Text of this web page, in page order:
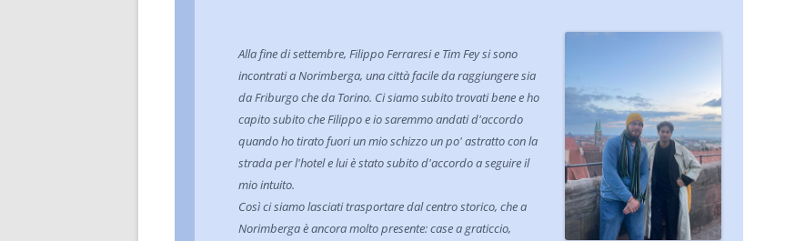
Alla fine di settembre, Filippo Ferraresi e Tim Fey si sono
incontrati a Norimberga, una città facile da raggiungere sia
da Friburgo che da Torino. Ci siamo subito trovati bene e ho
capito subito che Filippo e io saremmo andati d'accordo
quando ho tirato fuori un mio schizzo un po' astratto con la
strada per l'hotel e lui è stato subito d'accordo a seguire il
mio intuito.
Così ci siamo lasciati trasportare dal centro storico, che a
Norimberga è ancora molto presente: case a graticcio,